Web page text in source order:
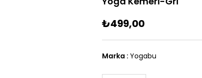
₺499,00
Marka : Yogabu